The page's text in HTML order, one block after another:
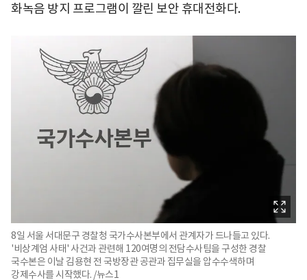
화녹음 방지 프로그램이 깔린 보안 휴대전화다.
8일 서울 서대문구 경찰청 국가수사본부에서 관계자가 드나들고 있다.
'비상계엄 사태' 사건과 관련해 120여명의 전담수사팀을 구성한 경찰
국수본은 이날 김용현 전 국방장관 공관과 집무실을 압수수색하며
강제수사를 시작했다. /뉴스1